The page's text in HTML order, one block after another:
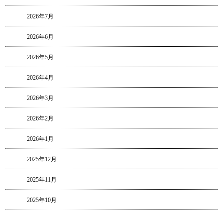
2026年7月
2026年6月
2026年5月
2026年4月
2026年3月
2026年2月
2026年1月
2025年12月
2025年11月
2025年10月